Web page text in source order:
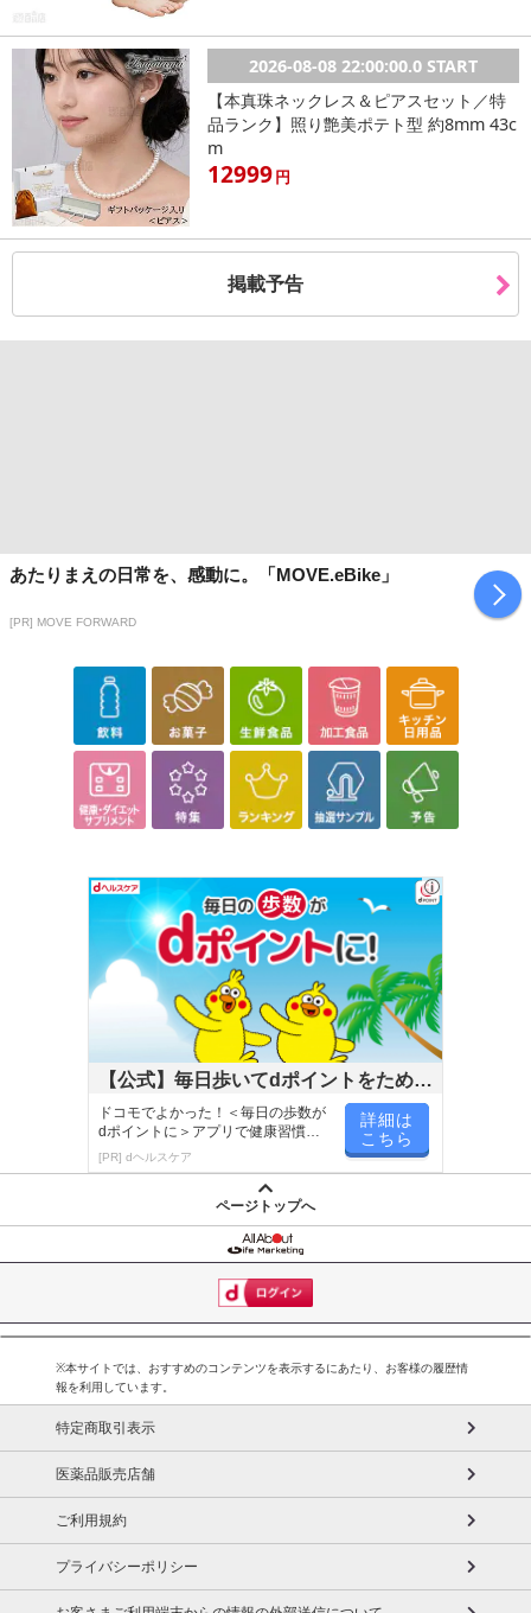
配送伝票番号がマイページに表示されない場合もございます。予
めご了承ください。
発送日カレンダー
2026-08-08 22:00:00.0 START
【本真珠ネックレス＆ピアスセット／特
品ランク】照り艶美ポテト型 約8mm 43c
m
12999円
掲載予告
あたりまえの日常を、感動に。「MOVE.eBike」
[PR] MOVE FORWARD
【公式】毎日歩いてdポイントをためよ
う！
ドコモでよかった！＜毎日の歩数が
dポイントに＞アプリで健康習慣が
楽しく続く！
[PR] dヘルスケア
詳細は
こちら
ページトップへ
※本サイトでは、おすすめのコンテンツを表示するにあたり、お客様の履歴情
報を利用しています。
特定商取引表示
医薬品販売店舗
ご利用規約
プライバシーポリシー